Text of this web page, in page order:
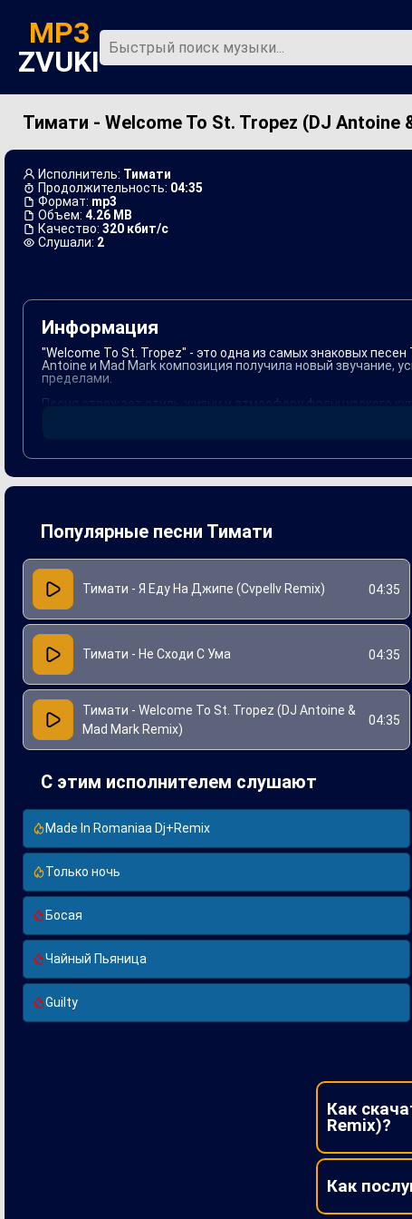
MP3
ZVUKI
Главная Новинки
Тимати - Welcome To St. Tropez (DJ Antoine
Исполнитель: Тимати
Продолжительность: 04:35
Формат: mp3
Объем: 4.26 MB
Качество: 320 кбит/с
Слушали: 2
Информация
"Welcome To St. Tropez" - это одна из самых знаковых
Antoine и Mad Mark композиция получила новый звучание,
пределами.
Песня отражает стиль жизни и атмосферу французского
создавать завораживающие мелодии и динамичные ритмы,
запоминающийся припев сделали "Welcome To St. Tropez"
Популярные песни Тимати
Тимати - Я Еду На Джипе (Cvpellv Remix) 04:35
Тимати - Не Сходи С Ума 04:35
Тимати - Welcome To St. Tropez (DJ Antoine &
Mad Mark Remix)
04:35
С этим исполнителем слушают
Made In Romaniaa Dj+Remix
Только ночь
Босая
Чайный Пьяница
Guilty
Как
Remix)?
Как